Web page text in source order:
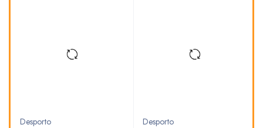
Desporto
Desporto